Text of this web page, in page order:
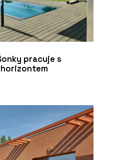
pracuje s